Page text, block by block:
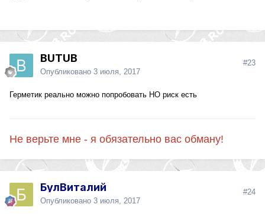
BUTUB
Опубликовано 3 июля, 2017
#23
Герметик реально можно попробовать НО риск есть
Не верьте мне - я обязательно вас обману!
БулВиталий
Опубликовано 3 июля, 2017
#24